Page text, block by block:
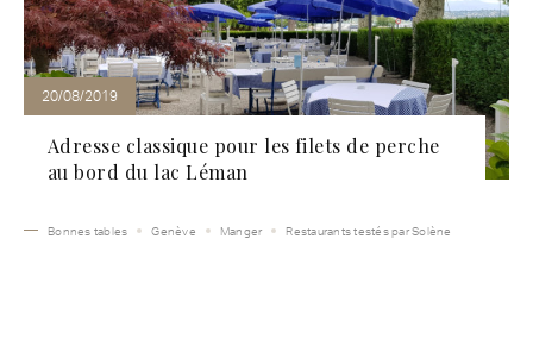
20/08/2019
Adresse classique pour les filets de perche
au bord du lac Léman
Bonnes tables Genève Manger Restaurants testés par Solène